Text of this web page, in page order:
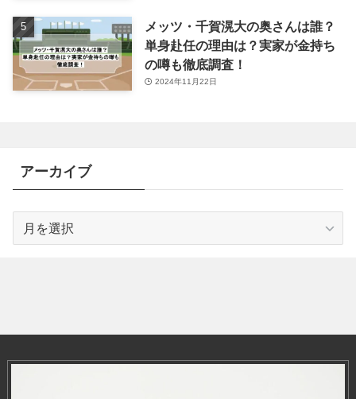
メッツ・千賀滉大の奥さんは誰？
単身赴任の理由は？実家が金持ち
の噂も徹底調査！
2024年11月22日
アーカイブ